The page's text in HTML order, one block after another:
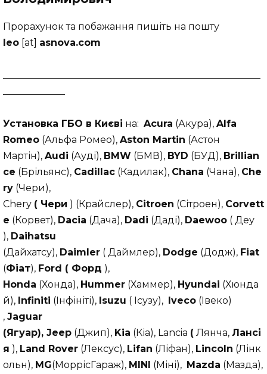
Прорахунок та побажання пишіть на пошту
leo [at] asnova.com
Установка ГБО в Києві на: Acura (Акура), Alfa
Romeo (Альфа Ромео), Aston Martin (Астон
Мартін), Audi (Ауді), BMW (БМВ), BYD (БУД), Brillian
ce (Брільянс), Cadillac (Кадилак), Chana (Чана), Che
ry (Чери),
Chery ( Чери ) (Крайслер), Citroen (Сітроен), Corvett
e (Корвет), Dacia (Дача), Dadi (Даді), Daewoo ( Деу
), Daihatsu
(Дайхатсу), Daimler ( Даймлер), Dodge (Додж), Fiat
(Фіат), Ford ( Форд ),
Honda (Хонда), Hummer (Хаммер), Hyundai (Хюнда
й), Infiniti (Інфініті), Isuzu ( Ісузу), Iveco (Івеко)
, Jaguar
(Ягуар), Jeep (Джип), Kia (Кіа), Lancia ( Лянча, Лансі
я ), Land Rover (Лексус), Lifan (Ліфан), Lincoln (Лінк
ольн), MG(МоррісГараж), MINI (Міні), Mazda (Мазда),